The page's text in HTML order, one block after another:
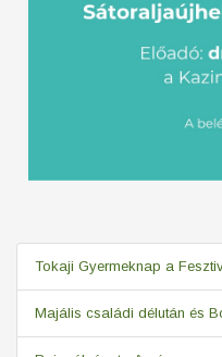
Tokaji Gyermeknap a
Majális családi délután és